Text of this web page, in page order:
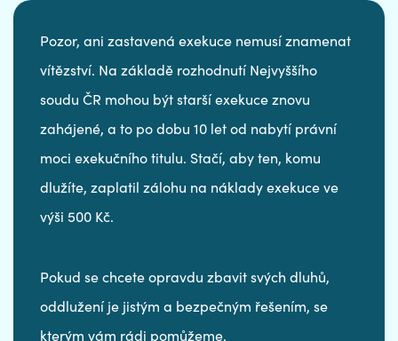
Pozor, ani zastavená exekuce nemusí znamenat
vítězství. Na základě rozhodnutí Nejvyššího
soudu ČR mohou být starší exekuce znovu
zahájené, a to po dobu 10 let od nabytí právní
moci exekučního titulu. Stačí, aby ten, komu
dlužíte, zaplatil zálohu na náklady exekuce ve
výši 500 Kč.
Pokud se chcete opravdu zbavit svých dluhů,
oddlužení je jistým a bezpečným řešením, se
kterým vám rádi pomůžeme.